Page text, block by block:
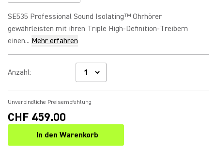
SE535 Professional Sound Isolating™ Ohrhörer
gewährleisten mit ihren Triple High-Definition-Treibern
einen... Mehr erfahren
Anzahl:
Unverbindliche Preisempfehlung
CHF 459.00
In den Warenkorb